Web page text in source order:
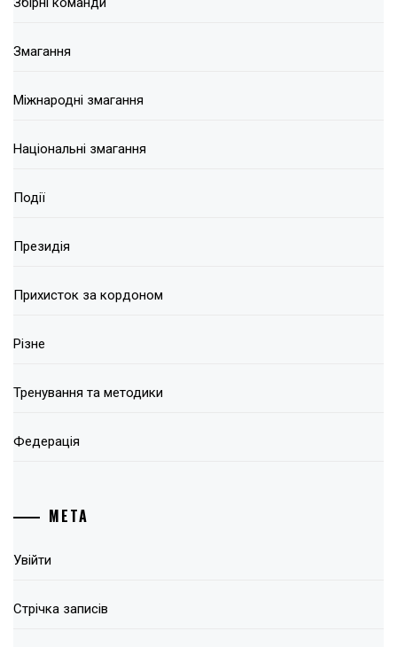
Змагання
Міжнародні змагання
Національні змагання
Події
Президія
Прихисток за кордоном
Різне
Тренування та методики
Федерація
МЕТА
Увійти
Стрічка записів